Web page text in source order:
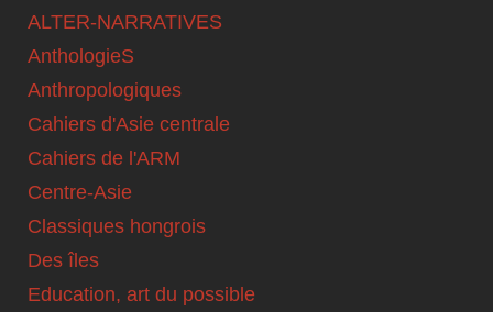
ALTER-NARRATIVES
AnthologieS
Anthropologiques
Cahiers d'Asie centrale
Cahiers de l'ARM
Centre-Asie
Classiques hongrois
Des îles
Education, art du possible